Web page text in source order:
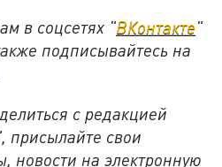
в соцсетях "ВКонтакте"
подписывайтесь на
с редакцией
присылайте свои
новости на электронную